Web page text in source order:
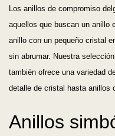
Los anillos de compromiso
aquellos que buscan un anillo
anillo con un pequeño cristal
sin abrumar. Nuestra
también ofrece una variedad
detalle de cristal hasta anillos
Anillos